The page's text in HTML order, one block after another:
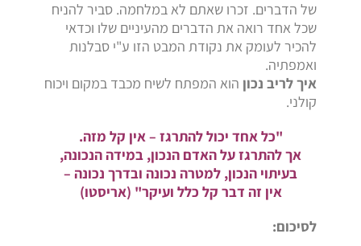
של הדברים. זכרו שאתם לא במלחמה. סביר להניח
שכל אחד רואה את הדברים מהעיניים שלו וכדאי
להכיר לעומק את נקודת המבט הזו ע"י סבלנות
ואמפתיה.
איך לריב נכון הוא המפתח לשיח מכבד במקום ויכוח
קולני.
"כל אחד יכול להתרגז – אין קל מזה.
אך להתרגז על האדם הנכון, במידה הנכונה,
בעיתוי הנכון, למטרה נכונה ובדרך נכונה –
אין זה דבר קל כלל ועיקר" (אריסטו)
לסיכום: